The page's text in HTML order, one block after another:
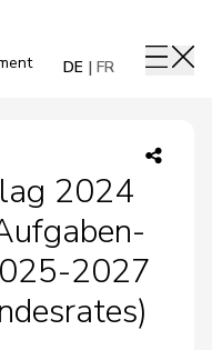
DE FR
2024
2027